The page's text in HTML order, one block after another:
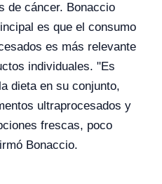
de cáncer. Bonaccio
es que el consumo
es más relevante
individuales. "Es
dieta en su conjunto,
ultraprocesados y
frescas, poco
Bonaccio.